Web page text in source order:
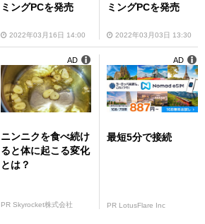
ミングPCを発売
2022年03月16日 14:00
ミングPCを発売
2022年03月03日 13:30
ニンニクを食べ続け
ると体に起こる変化
とは？
PR Skyrocket株式会社
AD
最短5分で接続
PR LotusFlare Inc
AD